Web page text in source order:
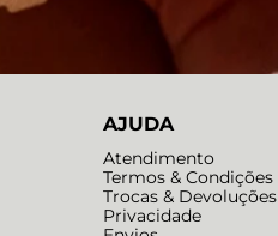
AJUDA
Atendimento
Termos & Condições
Trocas & Devoluções
Privacidade